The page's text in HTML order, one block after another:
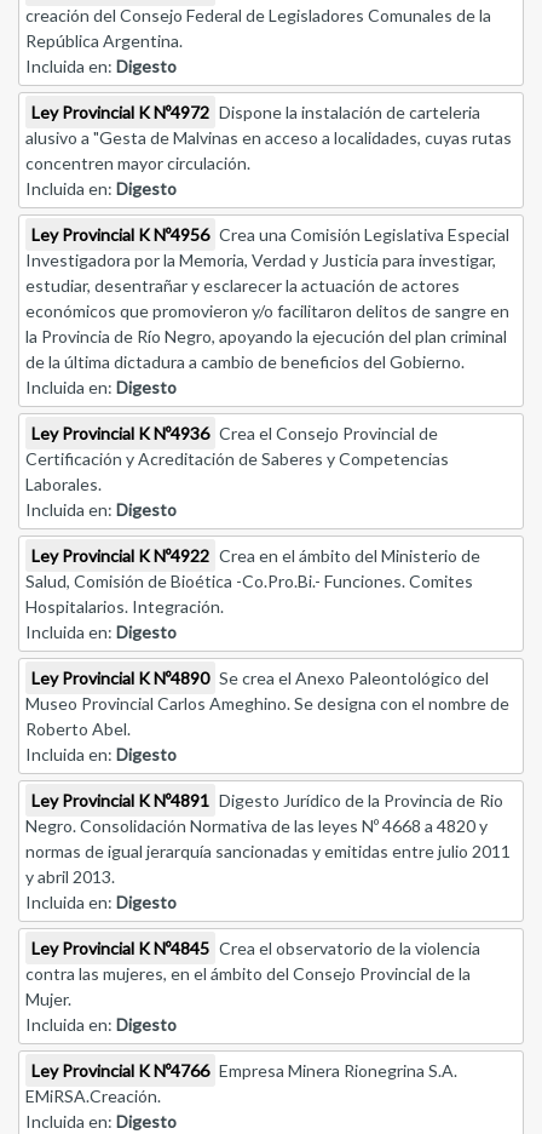
creación del Consejo Federal de Legisladores Comunales de la
República Argentina.
Incluida en: Digesto
Ley Provincial K Nº4972 Dispone la instalación de carteleria
alusivo a "Gesta de Malvinas en acceso a localidades, cuyas rutas
concentren mayor circulación.
Incluida en: Digesto
Ley Provincial K Nº4956 Crea una Comisión Legislativa Especial
Investigadora por la Memoria, Verdad y Justicia para investigar,
estudiar, desentrañar y esclarecer la actuación de actores
económicos que promovieron y/o facilitaron delitos de sangre en
la Provincia de Río Negro, apoyando la ejecución del plan criminal
de la última dictadura a cambio de beneficios del Gobierno.
Incluida en: Digesto
Ley Provincial K Nº4936 Crea el Consejo Provincial de
Certificación y Acreditación de Saberes y Competencias
Laborales.
Incluida en: Digesto
Ley Provincial K Nº4922 Crea en el ámbito del Ministerio de
Salud, Comisión de Bioética -Co.Pro.Bi.- Funciones. Comites
Hospitalarios. Integración.
Incluida en: Digesto
Ley Provincial K Nº4890 Se crea el Anexo Paleontológico del
Museo Provincial Carlos Ameghino. Se designa con el nombre de
Roberto Abel.
Incluida en: Digesto
Ley Provincial K Nº4891 Digesto Jurídico de la Provincia de Rio
Negro. Consolidación Normativa de las leyes Nº 4668 a 4820 y
normas de igual jerarquía sancionadas y emitidas entre julio 2011
y abril 2013.
Incluida en: Digesto
Ley Provincial K Nº4845 Crea el observatorio de la violencia
contra las mujeres, en el ámbito del Consejo Provincial de la
Mujer.
Incluida en: Digesto
Ley Provincial K Nº4766 Empresa Minera Rionegrina S.A.
EMiRSA.Creación.
Incluida en: Digesto